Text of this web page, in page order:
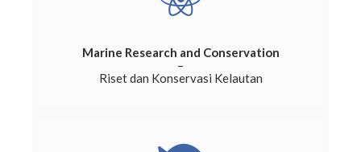
Marine Research and Conservation
–
Riset dan Konservasi Kelautan